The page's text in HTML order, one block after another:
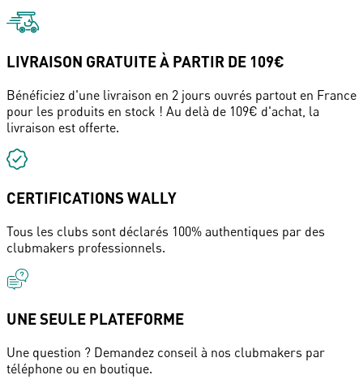
LIVRAISON GRATUITE À PARTIR DE 109€
Bénéficiez d'une livraison en 2 jours ouvrés partout en France
pour les produits en stock ! Au delà de 109€ d'achat, la
livraison est offerte.
CERTIFICATIONS WALLY
Tous les clubs sont déclarés 100% authentiques par des
clubmakers professionnels.
UNE SEULE PLATEFORME
Une question ? Demandez conseil à nos clubmakers par
téléphone ou en boutique.